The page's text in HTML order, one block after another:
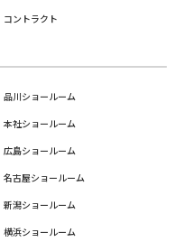
コントラクト
品川ショールーム
本社ショールーム
広島ショールーム
名古屋ショールーム
新潟ショールーム
横浜ショールーム